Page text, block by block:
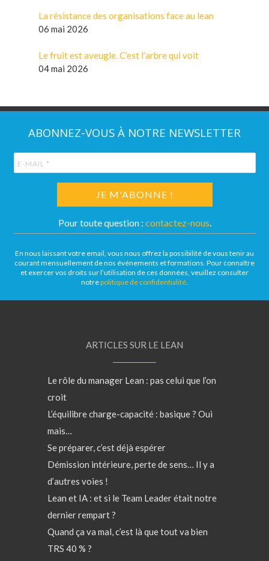
La résistance des organisations face au lean
06 mai 2026
Le fruit est aveugle. C’est l’arbre qui voit
04 mai 2026
ABONNEZ-VOUS À NOTRE NEWSLETTER
Pour toute question : contactez-nous.
En nous laissant votre email, vous nous offrez la possibilité de vous tenir au
courant mensuellement de nos événements et formations. Pour connaître
et exercer vos droits sur l’utilisation de ces données, veuillez consulter
notrepolitique de confidentialité
ARTICLES SUR LE LEAN
Le rôle du manager Lean : pas celui que l’on
croit
L’équilibre charge-capacité : basique ? Oui
mais…
Se préparer, c’est déjà espérer
Démission intérieure, perte de sens… Il y a
d’autres voies !
Lean et IA : et si le Team Leader était notre
dernier rempart ?
Quand ça va mal, c’est là que tout va bien
TRS 40 % ?